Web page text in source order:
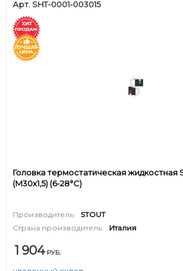
Арт. SHT-0001-003015
Головка термостатическая жидкостная
(M30x1,5) (6-28°C)
Производитель:
STOUT
Страна производитель:
Италия
1 904 РУБ.